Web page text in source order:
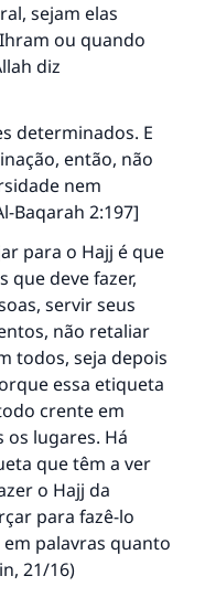
sejam elas
ou quando
diz
determinados. E
então, não
nem
Baqarah 2:197]
para o Hajj é que
que deve fazer,
servir seus
não retaliar
todos, seja depois
essa etiqueta
crente em
lugares. Há
que têm a ver
o Hajj da
para fazê-lo
palavras quanto
, 21/16)